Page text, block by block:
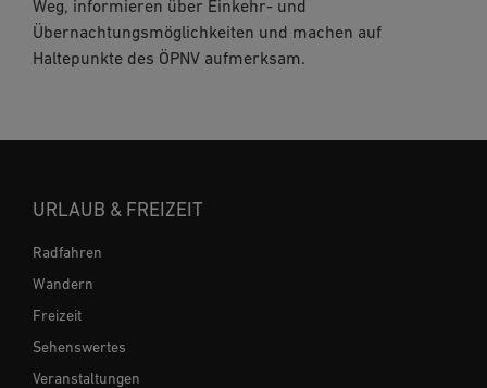
Weg, informieren über Einkehr- und
Übernachtungsmöglichkeiten und machen auf
Haltepunkte des ÖPNV aufmerksam.
URLAUB & FREIZEIT
Radfahren
Wandern
Freizeit
Sehenswertes
Veranstaltungen